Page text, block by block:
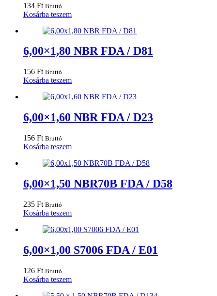
134 Ft Bruttó
Kosárba teszem
6,00×1,80 NBR FDA / D81
156 Ft Bruttó
Kosárba teszem
6,00×1,60 NBR FDA / D23
156 Ft Bruttó
Kosárba teszem
6,00×1,50 NBR70B FDA / D58
235 Ft Bruttó
Kosárba teszem
6,00×1,00 S7006 FDA / E01
126 Ft Bruttó
Kosárba teszem